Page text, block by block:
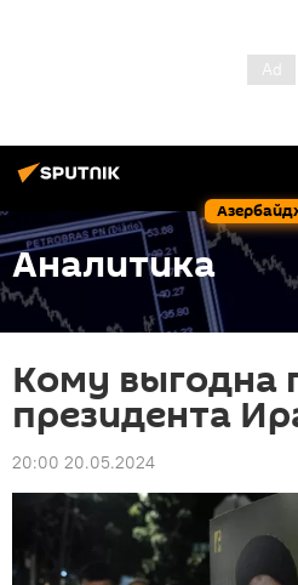
Аналитика
Кому выгодна
президента
20:00 20.05.2024